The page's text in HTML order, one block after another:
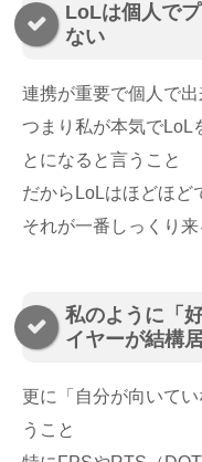
LoLは個人で
ない
連携が重要で個人で
つまり私が本気でLoL
とになると言うこと
だからLoLはほどほど
それが一番しっくり来
私のように「
イヤーが結構
更に「自分が向いて
うこと